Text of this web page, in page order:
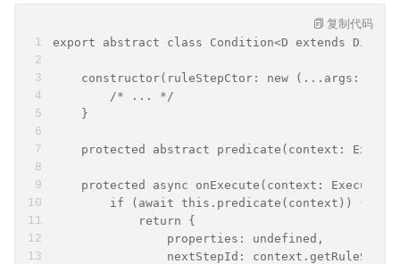
export abstract class Condition<D extends
constructor(ruleStepCtor: new (...args:
        /* ... */
    }
protected abstract predicate(context:
protected async onExecute(context:
        if (await this.predicate(context)) {
            return {
                properties: undefined,
nextStepId:
复制代码